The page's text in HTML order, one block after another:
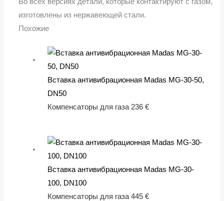
изготовлены из нержавеющей стали.
Похожие
Вставка антивибрационная Madas MG-30-50,
DN50
Компенсаторы для газа 236€
Вставка антивибрационная Madas MG-30-
100, DN100
Компенсаторы для газа445€